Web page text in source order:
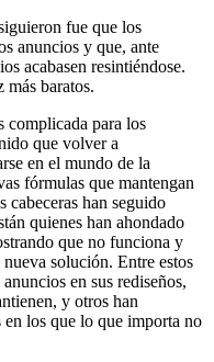
fue que los
anuncios y que, ante
acabasen resintiéndose.
más baratos.
complicada para los
que volver a
en el mundo de la
fórmulas que mantengan
cabeceras han seguido
quienes han ahondado
que no funciona y
solución. Entre estos
en sus rediseños,
y otros han
los que lo que importa no